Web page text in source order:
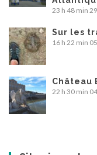
23 h 48 min
Sur les
16 h 22 min
Château
22 h 30 min